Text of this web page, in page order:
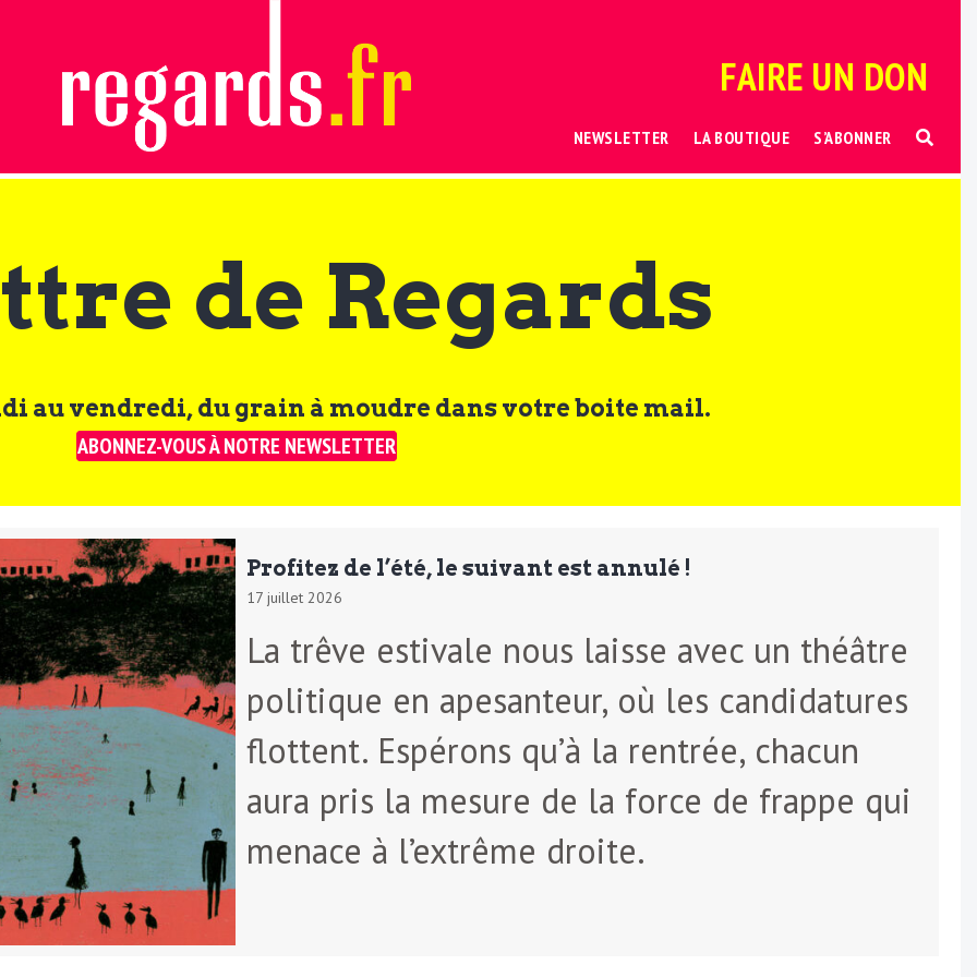
FAIRE UN DON
NEWSLETTER LA BOUTIQUE S’ABONNER
de Regards
au vendredi, du grain à moudre dans votre boite mail.
ABONNEZ-VOUS À NOTRE NEWSLETTER
Profitez de l’été, le suivant est annulé !
17 juillet 2026
La trêve estivale nous laisse avec un théâtre
politique en apesanteur, où les candidatures
flottent. Espérons qu’à la rentrée, chacun
aura pris la mesure de la force de frappe qui
menace à l’extrême droite.